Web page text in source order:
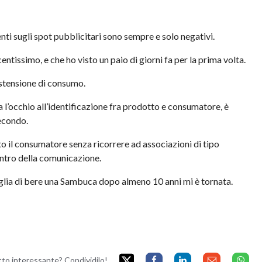
sugli spot pubblicitari sono sempre e solo negativi.
e che ho visto un paio di giorni fa per la prima volta.
di consumo.
l’occhio all’identificazione fra prodotto e consumatore, è
il consumatore senza ricorrere ad associazioni di tipo
della comunicazione.
di bere una Sambuca dopo almeno 10 anni mi è tornata.
interessante? Condividilo!